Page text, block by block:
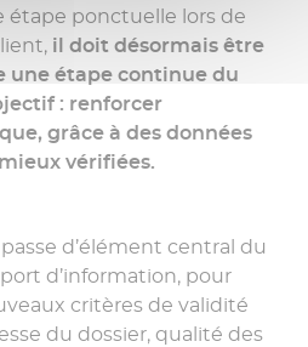
étape ponctuelle lors de
il doit désormais être
une étape continue du
: renforcer
grâce à des données
vérifiées.
d’élément central du
d’information, pour
critères de validité
du dossier, qualité des